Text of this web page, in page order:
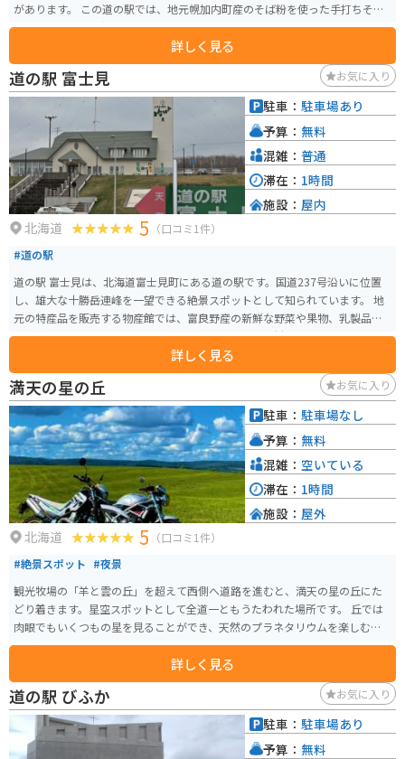
があります。 この道の駅では、地元幌加内町産のそば粉を使った手打ちそば
や、地元でとれた新鮮な農産物を味わうことができます。特に、幌加内町は
日本一のそばの生産量を誇る町として知られており、風味豊かなそばは絶品
です。お土産にそばを購入することもできます。 また、道の駅の隣には「幌
加内町森林公園」が広がっており、パークゴルフ場やキャンプ場、テニスコ
ートなどを楽しむことができます。自然豊かな公園内を散策するのもおすす
めです。 バイクで訪れる際には、駐車場も広く、休憩 facilities も充実してい
るので安心です。周辺には、朱鞠内湖や天塩川などの景勝地もあり、ツーリ
ングの拠点としても最適です。
詳しく見る
道の駅 富士見 お気に入り
北海道 5 （口コミ1件）
#道の駅
道の駅 富士見は、北海道富⼠⾒町にある道の駅です。国道237号沿いに位置
し、雄大な十勝岳連峰を⼀望できる絶景スポットとして知られています。 地
元の特産品を販売する物産館では、富良野産の新鮮な野菜や果物、乳製品、
ジャムなどが人気です。レストランでは、地元産の食材を使った料理を楽し
むことができ、中でも「十勝岳カレー」は絶品です。 バイクツーリングで訪
れる場合、駐車場も広く、休憩場所として最適です。道の駅から富良野や美
瑛へのアクセスも良く、観光拠点としても便利です。夏にはラベンダー畑、
秋には紅葉など、四季折々の景色を楽しむことができます。 周辺には、十勝
岳温泉や吹上温泉など温泉地も点在しており、ツーリングで疲れた体を癒す
こともできます。道の駅 富士見は、雄大な自然と地元の温かさに触れられる
場所です。
詳しく見る
駐車： 駐車場あり
予算： 無料
混雑： 普通
滞在： 1時間
施設： 屋内
満天の星の丘 お気に入り
北海道 5 （口コミ1件）
#絶景スポット #夜景
観光牧場の「羊と雲の丘」を超えて西側へ道路を進むと、満天の星の丘にた
どり着きます。星空スポットとして全道一ともうたわれた場所です。 丘では
肉眼でもいくつもの星を見ることができ、天然のプラネタリウムを楽しむこ
とができます。
詳しく見る
駐車： 駐車場なし
予算： 無料
混雑： 空いている
滞在： 1時間
施設： 屋外
道の駅 びふか お気に入り
駐車： 駐車場あり
予算： 無料